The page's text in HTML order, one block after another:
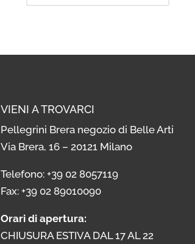
VIENI A TROVARCI
Pellegrini Brera negozio di Belle Arti
Via Brera, 16 – 20121 Milano
Telefono: +39 02 8057119
Fax: +39 02 89010090
Orari di apertura:
CHIUSURA ESTIVA DAL 17 AL 22